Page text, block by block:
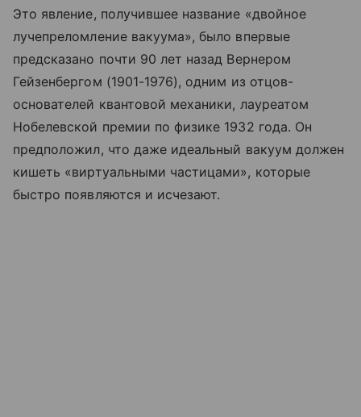
Это явление, получившее название «двойное
лучепреломление вакуума», было впервые
предсказано почти 90 лет назад Вернером
Гейзенбергом (1901-1976), одним из отцов-
основателей квантовой механики, лауреатом
Нобелевской премии по физике 1932 года. Он
предположил, что даже идеальный вакуум должен
кишеть «виртуальными частицами», которые
быстро появляются и исчезают.